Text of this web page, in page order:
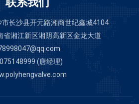
联系我们
长沙县开元路湘商世纪鑫城4104
省湘江新区湘阴高新区金龙大道
(唐经理)